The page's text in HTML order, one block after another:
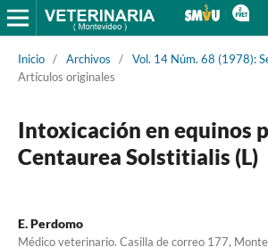
Inicio / Archivos / Vol. 14 Núm. 68 (1978):
Artículos originales
Intoxicación en equinos
Centaurea Solstitialis (L)
E. Perdomo
Médico veterinario. Casilla de correo 177,